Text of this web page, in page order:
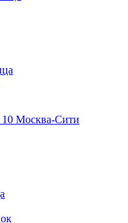
10 Москва-Сити